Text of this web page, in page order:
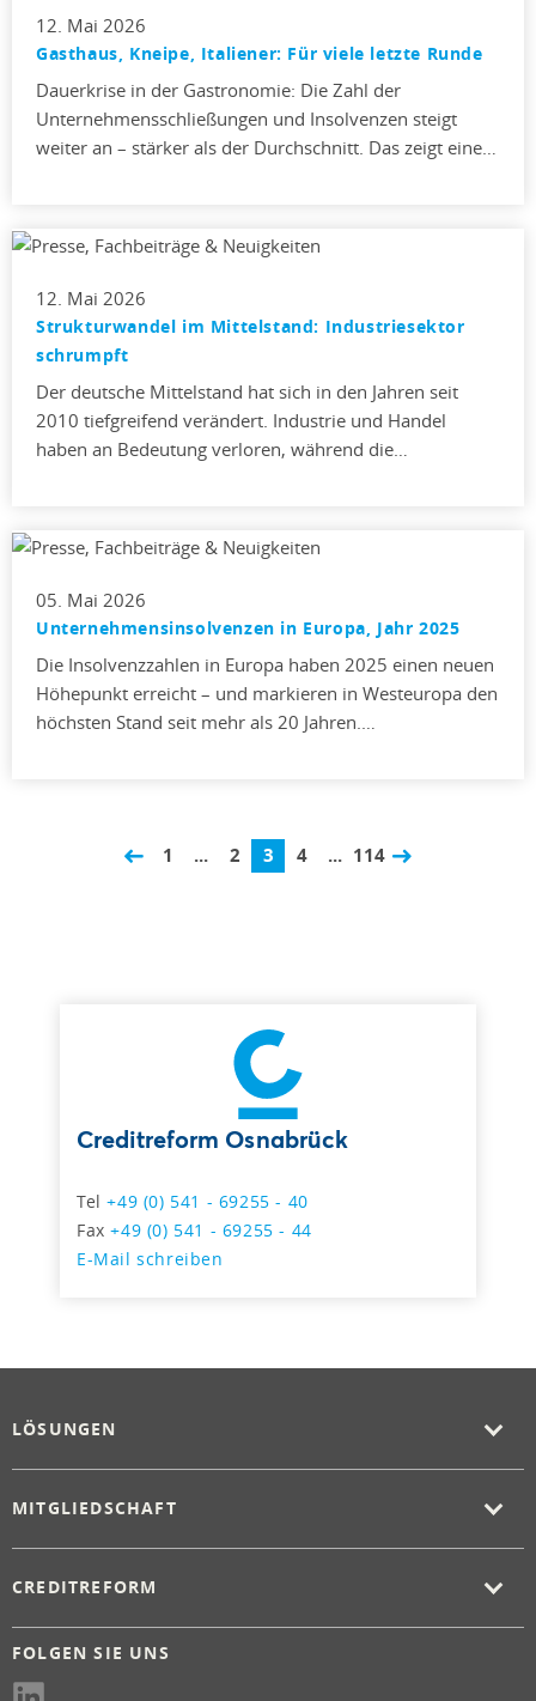
12. Mai 2026
Gasthaus, Kneipe, Italiener: Für viele letzte Runde
Dauerkrise in der Gastronomie: Die Zahl der
Unternehmensschließungen und Insolvenzen steigt
weiter an – stärker als der Durchschnitt. Das zeigt eine…
12. Mai 2026
Strukturwandel im Mittelstand: Industriesektor
schrumpft
Der deutsche Mittelstand hat sich in den Jahren seit
2010 tiefgreifend verändert. Industrie und Handel
haben an Bedeutung verloren, während die…
05. Mai 2026
Unternehmensinsolvenzen in Europa, Jahr 2025
Die Insolvenzzahlen in Europa haben 2025 einen neuen
Höhepunkt erreicht – und markieren in Westeuropa den
höchsten Stand seit mehr als 20 Jahren.…
1 ... 2 3 4 ... 114
Creditreform Osnabrück
Tel+49 (0) 541 - 69255 - 40
Fax+49 (0) 541 - 69255 - 44
E-Mail schreiben
LÖSUNGEN
MITGLIEDSCHAFT
CREDITREFORM
FOLGEN SIE UNS